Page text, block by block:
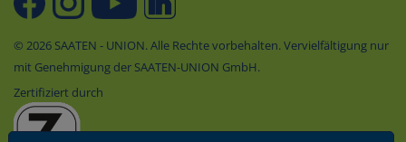
© 2026 SAATEN - UNION. Alle Rechte vorbehalten. Vervielfältigung nur
mit Genehmigung der SAATEN-UNION GmbH.
Zertifiziert durch